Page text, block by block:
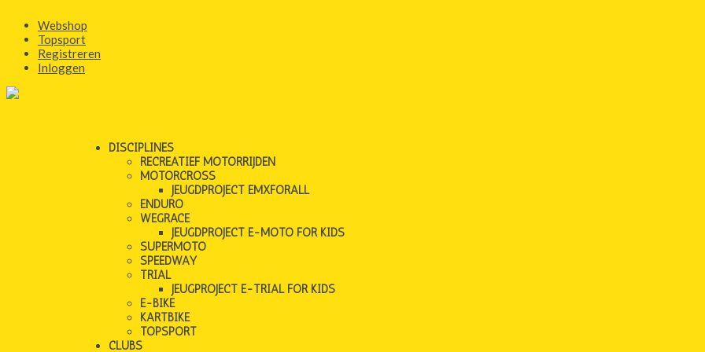
Webshop
Topsport
Registreren
Inloggen
DISCIPLINES
RECREATIEF MOTORRIJDEN
MOTORCROSS
JEUGDPROJECT EMXFORALL
ENDURO
WEGRACE
JEUGDPROJECT E-MOTO FOR KIDS
SUPERMOTO
SPEEDWAY
TRIAL
JEUGPROJECT E-TRIAL FOR KIDS
E-BIKE
KARTBIKE
TOPSPORT
CLUBS